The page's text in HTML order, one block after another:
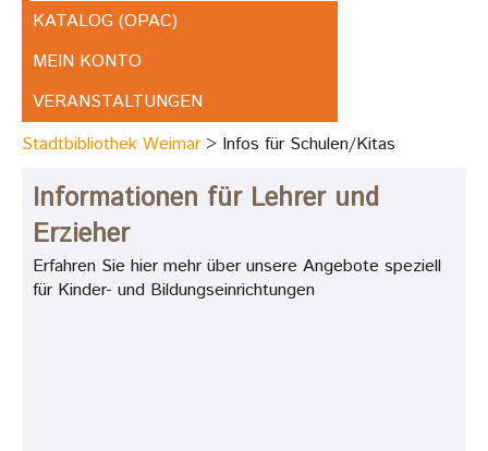
KATALOG (OPAC)
MEIN KONTO
VERANSTALTUNGEN
Stadtbibliothek Weimar
Infos für Schulen/Kitas
Informationen für Lehrer und
Erzieher
Erfahren Sie hier mehr über unsere Angebote speziell
für Kinder- und Bildungseinrichtungen